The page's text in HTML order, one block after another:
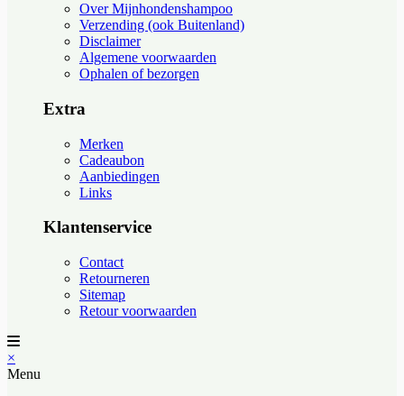
Over Mijnhondenshampoo
Verzending (ook Buitenland)
Disclaimer
Algemene voorwaarden
Ophalen of bezorgen
Extra
Merken
Cadeaubon
Aanbiedingen
Links
Klantenservice
Contact
Retourneren
Sitemap
Retour voorwaarden
×
Menu